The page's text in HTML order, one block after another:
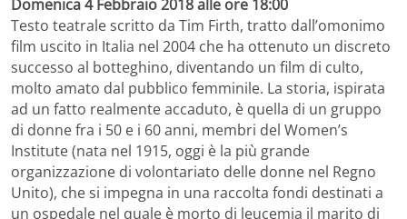
Domenica 4 Febbraio 2018 alle ore 18:00
Testo teatrale scritto da Tim Firth, tratto dall’omonimo
film uscito in Italia nel 2004 che ha ottenuto un discreto
successo al botteghino, diventando un film di culto,
molto amato dal pubblico femminile. La storia, ispirata
ad un fatto realmente accaduto, è quella di un gruppo
di donne fra i 50 e i 60 anni, membri del Women’s
Institute (nata nel 1915, oggi è la più grande
organizzazione di volontariato delle donne nel Regno
Unito), che si impegna in una raccolta fondi destinati a
un ospedale nel quale è morto di leucemia il marito di